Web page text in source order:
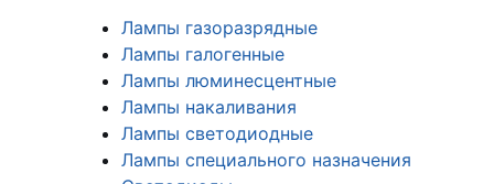
Лампы газоразрядные
Лампы галогенные
Лампы люминесцентные
Лампы накаливания
Лампы светодиодные
Лампы специального назначения